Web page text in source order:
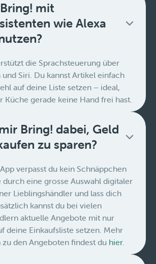
mit
wie Alexa
die Sprachsteuerung über
und Siri. Du kannst Artikel einfach
auf deine Liste setzen – ideal,
Küche gerade keine Hand frei hast.
Bring! dabei, Geld
zu sparen?
verpasst du kein Schnäppchen
durch eine grosse Auswahl digitaler
Lieblingshändler und lass dich
kannst du bei vielen
aktuelle Angebote mit nur
deine Einkaufsliste setzen. Mehr
den Angeboten findest du hier.